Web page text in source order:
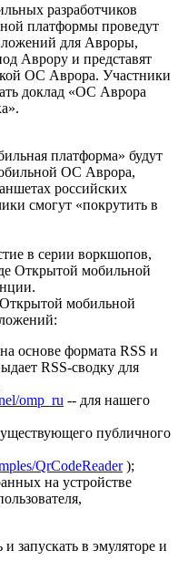
разработчиков
платформы проведут
для Авроры,
Аврору и представят
ОС Аврора. Участники
доклад «ОС Аврора
платформа» будут
ОС Аврора,
российских
смогут «покрутить в
в серии воркшопов,
Открытой мобильной
мобильной
основе формата RSS и
RSS-сводку для
omp_ru -- для нашего
публичного
QrCodeReader);
на устройстве
запускать в эмуляторе и